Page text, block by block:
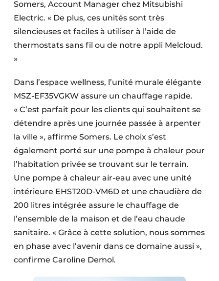
Somers, Account Manager chez Mitsubishi
Electric. « De plus, ces unités sont très
silencieuses et faciles à utiliser à l’aide de
thermostats sans fil ou de notre appli Melcloud.
»
Dans l’espace wellness, l’unité murale élégante
MSZ-EF35VGKW assure un chauffage rapide.
« C’est parfait pour les clients qui souhaitent se
détendre après une journée passée à arpenter
la ville », affirme Somers. Le choix s’est
également porté sur une pompe à chaleur pour
l’habitation privée se trouvant sur le terrain.
Une pompe à chaleur air-eau avec une unité
intérieure EHST20D-VM6D et une chaudière de
200 litres intégrée assure le chauffage de
l’ensemble de la maison et de l’eau chaude
sanitaire. « Grâce à cette solution, nous sommes
en phase avec l’avenir dans ce domaine aussi »,
confirme Caroline Demol.